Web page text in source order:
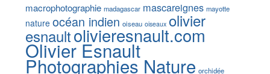
macrophotographie madagascar mascareignes mayotte
nature océan indien oiseau oiseaux olivier
esnaultolivieresnault.com
Olivier Esnault
Photographies Nature orchidée